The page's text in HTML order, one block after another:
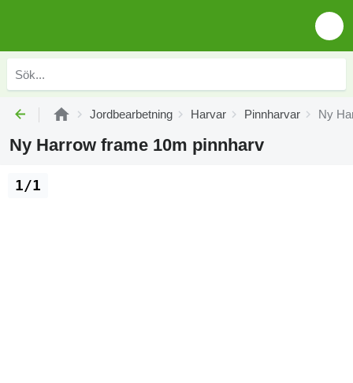
Jordbearbetning Harvar Pinnharvar Ny
Ny Harrow frame 10m pinnharv
1/1